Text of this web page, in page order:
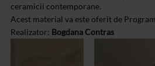
ceramicii contemporane.
Acest material va este oferit de
Realizator: Bogdana Contras